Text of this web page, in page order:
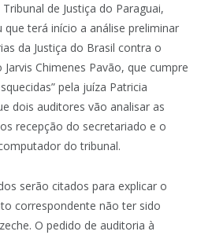
de Justiça do Paraguai,
terá início a análise preliminar
da Justiça do Brasil contra o
Chimenes Pavão, que cumpre
pela juíza Patricia
dois auditores vão analisar as
recepção do secretariado e o
do tribunal.
serão citados para explicar o
correspondente não ter sido
O pedido de auditoria à